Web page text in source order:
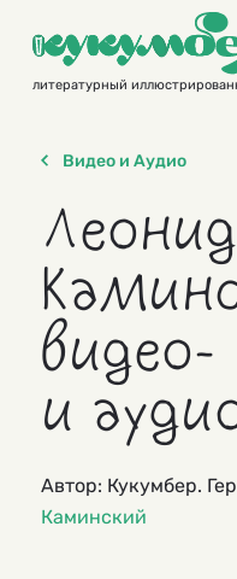
contentлитературный
Видео и Аудио
Леонид
видео-
и
Автор: Кукумбер.
Каминский